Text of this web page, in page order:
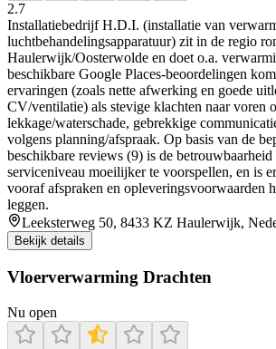
2.7
Installatiebedrijf H.D.I. (installatie van
luchtbehandelingsapparatuur) zit in de regio
Haulerwijk/Oosterwolde en doet o.a.
beschikbare Google Places-beoordelingen
ervaringen (zoals nette afwerking en goede
CV/ventilatie) als stevige klachten naar voren
lekkage/waterschade, gebrekkige
volgens planning/afspraak. Op basis van de
beschikbare reviews (9) is de
serviceniveau moeilijker te voorspellen, en is
vooraf afspraken en opleveringsvoorwaarden
leggen.
Leeksterweg 50, 8433 KZ Haulerwijk,
Bekijk details
Vloerverwarming Drachten
Nu open